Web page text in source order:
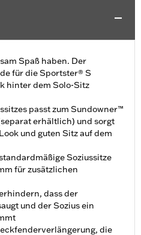
Spaß haben. Der
für die Sportster® S
hinter dem Solo-Sitz
passt zum Sundowner™
erhältlich) und sorgt
und guten Sitz auf dem
Soziussitze
für zusätzlichen
dass der
und der Sozius ein
die